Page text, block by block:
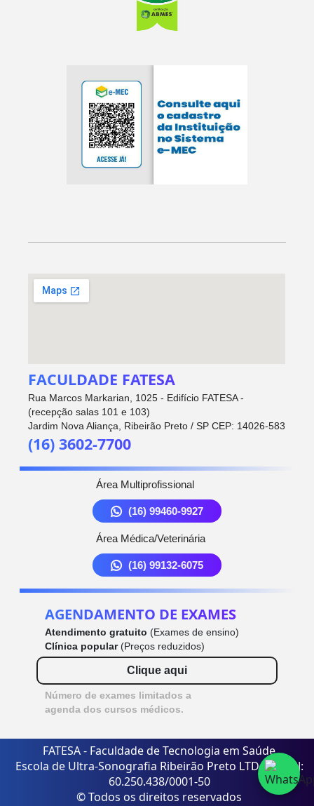
FACULDADE FATESA
Rua Marcos Markarian, 1025 - Edifício FATESA -
(recepção salas 101 e 103)
Jardim Nova Aliança, Ribeirão Preto / SP CEP: 14026-583
(16) 3602-7700
Área Multiprofissional
(16) 99460-9927
Área Médica/Veterinária
(16) 99132-6075
AGENDAMENTO DE EXAMES
Atendimento gratuito (Exames de ensino)
Clínica popular(Preços reduzidos)
Clique aqui
Número de exames limitados a
agenda dos cursos médicos.
FATESA - Faculdade de Tecnologia em Saúde
Escola de Ultra-Sonografia Ribeirão Preto LTDA - CNPJ:
60.250.438/0001-50
© Todos os direitos reservados